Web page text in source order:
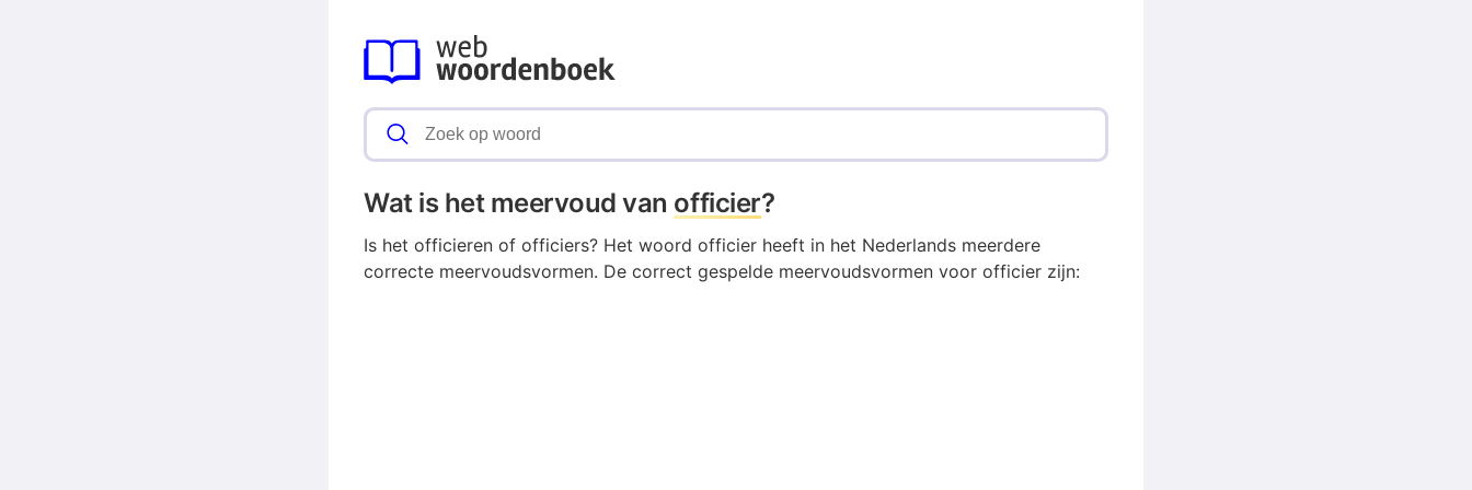
Wat is het meervoud van officier?
Is het officieren of officiers? Het woord officier heeft in het Nederlands meerdere
correcte meervoudsvormen. De correct gespelde meervoudsvormen voor officier zijn: